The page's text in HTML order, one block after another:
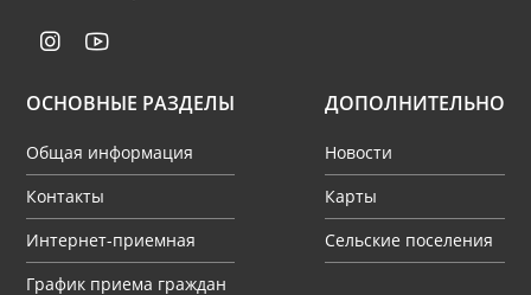
ОСНОВНЫЕ РАЗДЕЛЫ
Общая информация
Контакты
Интернет-приемная
График приема граждан
ДОПОЛНИТЕЛЬНО
Новости
Карты
Сельские поселения